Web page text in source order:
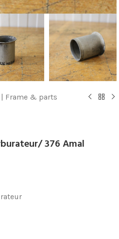
Frame & parts
376 Amal